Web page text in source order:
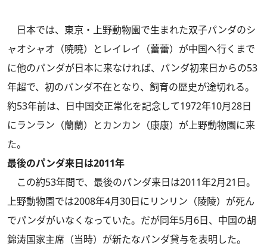
日本では、東京・上野動物園で生まれた双子パンダのシ
ャオシャオ（暁暁）とレイレイ（蕾蕾）が中国へ行くまで
に他のパンダが日本に来なければ、パンダ初来日からの53
年超で、初のパンダ不在となり、飼育の歴史が途切れる。
約53年前は、日中国交正常化を記念して1972年10月28日
にランラン（蘭蘭）とカンカン（康康）が上野動物園に来
た。
最後のパンダ来日は2011年
この約53年間で、最後のパンダ来日は2011年2月21日。
上野動物園では2008年4月30日にリンリン（陵陵）が死ん
でパンダがいなくなっていた。だが同年5月6日、中国の胡
錦涛国家主席（当時）が新たなパンダ貸与を表明した。